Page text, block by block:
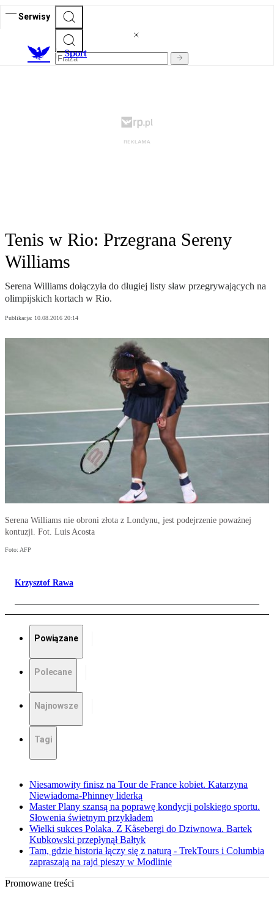
Serwisy
Sport
Tenis w Rio: Przegrana Sereny
Williams
Serena Williams dołączyła do długiej listy sław przegrywających na
olimpijskich kortach w Rio.
Publikacja: 10.08.2016 20:14
Serena Williams nie obroni złota z Londynu, jest podejrzenie poważnej
kontuzji. Fot. Luis Acosta
Foto: AFP
Krzysztof Rawa
Powiązane
Polecane
Najnowsze
Tagi
Niesamowity finisz na Tour de France kobiet. Katarzyna
Niewiadoma-Phinney liderką
Master Plany szansą na poprawę kondycji polskiego sportu.
Słowenia świetnym przykładem
Wielki sukces Polaka. Z Kåsebergi do Dziwnowa. Bartek
Kubkowski przepłynął Bałtyk
Tam, gdzie historia łączy się z naturą - TrekTours i Columbia
zapraszają na rajd pieszy w Modlinie
Promowane treści